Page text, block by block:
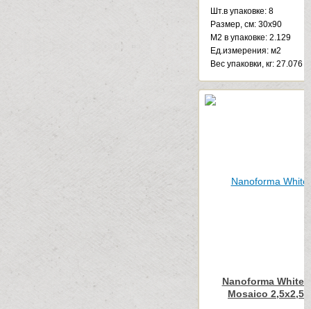
Шт.в упаковке: 8
Размер, см: 30x90
М2 в упаковке: 2.129
Ед.измерения: м2
Веc упаковки, кг: 27.076
Nanoforma White
Mosaico 2,5x2,5